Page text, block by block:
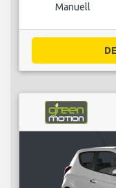
Manuell